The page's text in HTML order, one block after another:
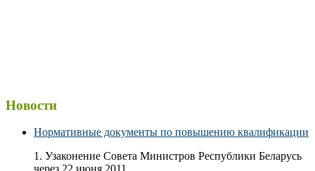
Новости
Нормативные документы по повышению квалификации
1. Узаконение Совета Министров Республики Беларусь